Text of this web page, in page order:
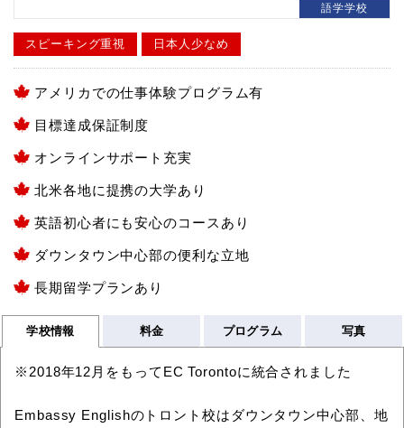
語学学校
スピーキング重視 日本人少なめ
アメリカでの仕事体験プログラム有
目標達成保証制度
オンラインサポート充実
北米各地に提携の大学あり
英語初心者にも安心のコースあり
ダウンタウン中心部の便利な立地
長期留学プランあり
学校情報 料金 プログラム 写真
※2018年12月をもってEC Torontoに統合されました
Embassy Englishのトロント校はダウンタウン中心部、地